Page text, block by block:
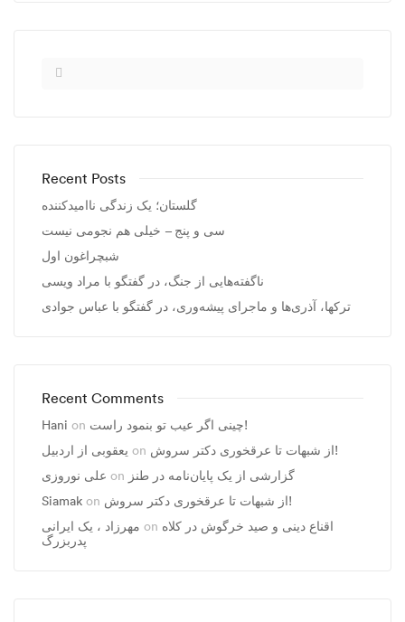
Recent Posts
گلستان؛ یک زندگی ناامیدکننده
سی و پنج – خیلی هم نجومی نیست
شبچراغون اول
ناگفته‌هایی از جنگ، در گفتگو با مراد ویسی
ترکها، آذری‌ها و ماجرای پیشه‌وری، در گفتگو با عباس جوادی
Recent Comments
Hani on
چینی اگر عیب تو بنمود راست!
یعقوبی از اردبیل on
از شبهات تا عرقخوری دکتر سروش!
علی نوروزی on گزارشی از یک پایان‌نامه در طنز
Siamak on
از شبهات تا عرقخوری دکتر سروش!
مهرزاد ، يک ايرانی on اقناع دینی و صید خرگوش در کلاه
پدربزرگ